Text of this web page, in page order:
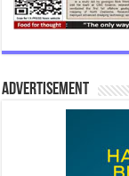
Advertisement